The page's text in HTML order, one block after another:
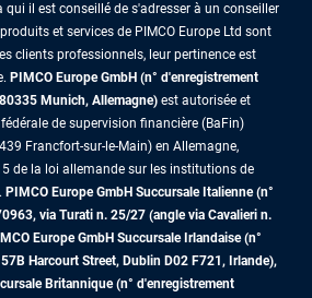
qui il est conseillé de s'adresser à un conseiller
et services de PIMCO Europe Ltd sont
clients professionnels, leur pertinence est
PIMCO Europe GmbH (n° d'enregistrement
Munich, Allemagne) est autorisée et
de supervision financière (BaFin)
Francfort-sur-le-Main) en Allemagne,
de la loi allemande sur les institutions de
PIMCO Europe GmbH Succursale Italienne (n°
via Turati n. 25/27 (angle via Cavalieri n.
Europe GmbH Succursale Irlandaise (n°
Harcourt Street, Dublin D02 F721, Irlande),
Britannique (n° d'enregistrement